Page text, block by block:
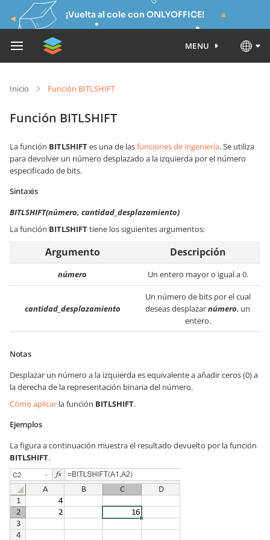
¡Vuelta al cole con ONLYOFFICE!
MENU
Inicio Función BITLSHIFT
Función BITLSHIFT
La función BITLSHIFTes una de lasfunciones de ingeniería. Se utiliza
para devolver un número desplazado a la izquierda por el número
especificado de bits.
Sintaxis
BITLSHIFT(número, cantidad_desplazamiento)
La función BITLSHIFTtiene los siguientes argumentos:
Argumento Descripción
número Un entero mayor o igual a 0.
cantidad_desplazamiento
Un número de bits por el cual
deseas desplazarnúmero, un
entero.
Notas
Desplazar un número a la izquierda es equivalente a añadir ceros (0) a
la derecha de la representación binaria del número.
Cómo aplicar la función BITLSHIFT.
Ejemplos
La figura a continuación muestra el resultado devuelto por la función
BITLSHIFT.